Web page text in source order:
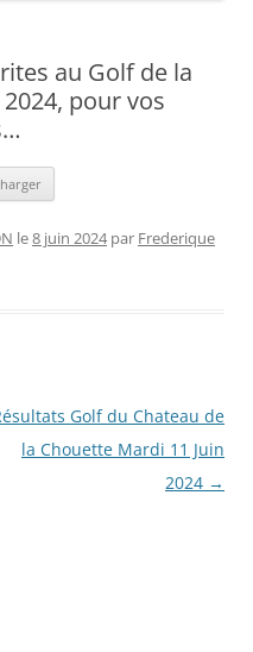
au Golf de la
pour vos
le8 juin 2024 par Frederique
Golf du Chateau de
la Chouette Mardi 11 Juin
2024 →